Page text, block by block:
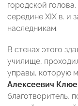
городской
середине XIX в. и
наследникам.
В стенах этого
училище,
управы, которую
Алексеевич
благотворитель,